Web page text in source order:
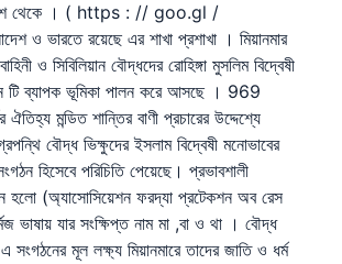
থেকে । ( https : // goo.gl /
ও ভারতে রয়েছে এর শাখা প্রশাখা । মিয়ানমার
ও সিবিলিয়ান বৌদ্ধদের রোহিঙ্গা মুসলিম বিদ্বেষী
টি ব্যাপক ভূমিকা পালন করে আসছে । 969
ঐতিহ্য মন্ডিত শান্তির বাণী প্রচারের উদ্দেশ্যে
বৌদ্ধ ভিক্ষুদের ইসলাম বিদ্বেষী মনোভাবের
হিসেবে পরিচিতি পেয়েছে। প্রভাবশালী
হলো (অ্যাসোসিয়েশন ফরদ্যা প্রটেকশন অব রেস
ভাষায় যার সংক্ষিপ্ত নাম মা ,বা ও থা । বৌদ্ধ
সংগঠনের মূল লক্ষ্য মিয়ানমারে তাদের জাতি ও ধর্ম